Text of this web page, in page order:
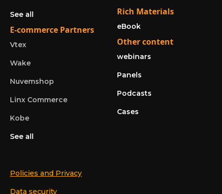
See all
E-commerce Partners
Vtex
Wake
Nuvemshop
Linx Commerce
Kobe
See all
Rich Materials
eBook
Other content
webinars
Panels
Podcasts
Cases
Policies and Privacy
Data security